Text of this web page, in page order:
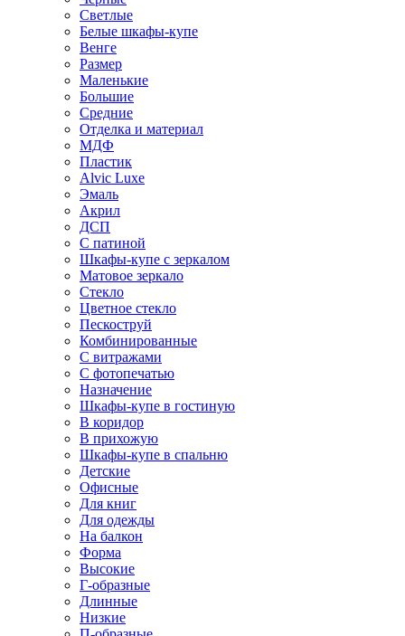
Светлые
Белые шкафы-купе
Венге
Размер
Маленькие
Большие
Средние
Отделка и материал
МДФ
Пластик
Alvic Luxe
Эмаль
Акрил
ДСП
С патиной
Шкафы-купе с зеркалом
Матовое зеркало
Стекло
Цветное стекло
Пескоструй
Комбинированные
С витражами
С фотопечатью
Назначение
Шкафы-купе в гостиную
В коридор
В прихожую
Шкафы-купе в спальню
Детские
Офисные
Для книг
Для одежды
На балкон
Форма
Высокие
Г-образные
Длинные
Низкие